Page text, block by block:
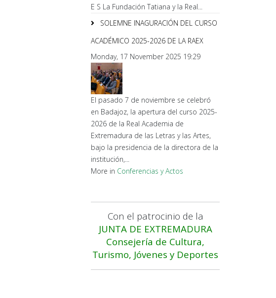
E S La Fundación Tatiana y la Real...
SOLEMNE INAGURACIÓN DEL CURSO
ACADÉMICO 2025-2026 DE LA RAEX
Monday, 17 November 2025 19:29
El pasado 7 de noviembre se celebró
en Badajoz, la apertura del curso 2025-
2026 de la Real Academia de
Extremadura de las Letras y las Artes,
bajo la presidencia de la directora de la
institución,...
More in Conferencias y Actos
Con el patrocinio de la
JUNTA DE EXTREMADURA
Consejería de Cultura,
Turismo, Jóvenes y Deportes